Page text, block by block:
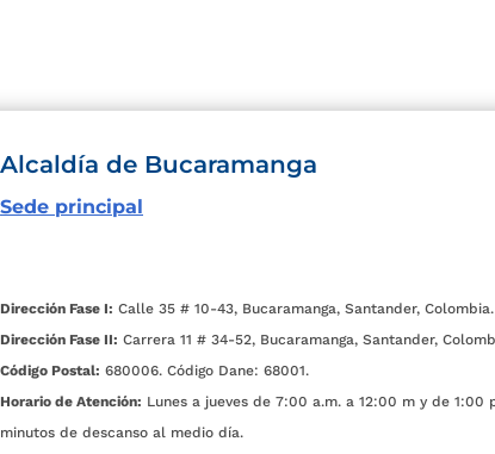
Alcaldía de Bucaramanga
Sede principal
Dirección Fase I: Calle 35 # 10-43, Bucaramanga, Santander, Colombia.
Dirección Fase II: Carrera 11 # 34-52, Bucaramanga, Santander,
Código Postal: 680006. Código Dane: 68001.
Horario de Atención: Lunes a jueves de 7:00 a.m. a 12:00 m y de
minutos de descanso al medio día.